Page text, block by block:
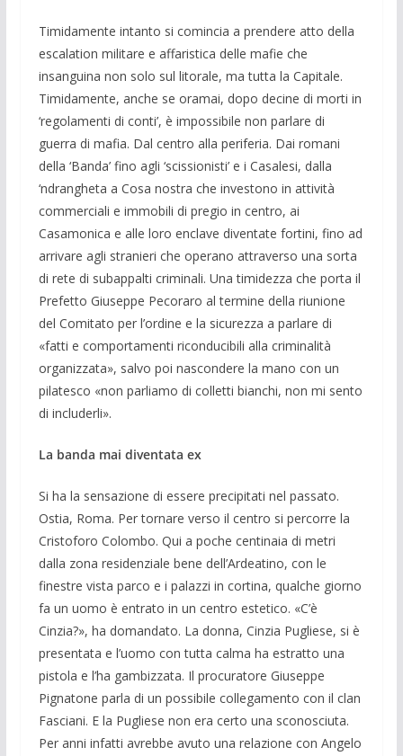
Timidamente intanto si comincia a prendere atto della
escalation militare e affaristica delle mafie che
insanguina non solo sul litorale, ma tutta la Capitale.
Timidamente, anche se oramai, dopo decine di morti in
‘regolamenti di conti’, è impossibile non parlare di
guerra di mafia. Dal centro alla periferia. Dai romani
della ‘Banda’ fino agli ‘scissionisti’ e i Casalesi, dalla
‘ndrangheta a Cosa nostra che investono in attività
commerciali e immobili di pregio in centro, ai
Casamonica e alle loro enclave diventate fortini, fino ad
arrivare agli stranieri che operano attraverso una sorta
di rete di subappalti criminali. Una timidezza che porta il
Prefetto Giuseppe Pecoraro al termine della riunione
del Comitato per l’ordine e la sicurezza a parlare di
«fatti e comportamenti riconducibili alla criminalità
organizzata», salvo poi nascondere la mano con un
pilatesco «non parliamo di colletti bianchi, non mi sento
di includerli».
La banda mai diventata ex
Si ha la sensazione di essere precipitati nel passato.
Ostia, Roma. Per tornare verso il centro si percorre la
Cristoforo Colombo. Qui a poche centinaia di metri
dalla zona residenziale bene dell’Ardeatino, con le
finestre vista parco e i palazzi in cortina, qualche giorno
fa un uomo è entrato in un centro estetico. «C’è
Cinzia?», ha domandato. La donna, Cinzia Pugliese, si è
presentata e l’uomo con tutta calma ha estratto una
pistola e l’ha gambizzata. Il procuratore Giuseppe
Pignatone parla di un possibile collegamento con il clan
Fasciani. E la Pugliese non era certo una sconosciuta.
Per anni infatti avrebbe avuto una relazione con Angelo